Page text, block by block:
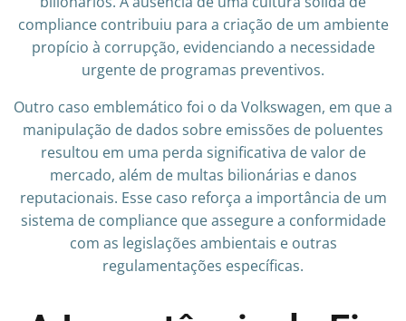
compliance contribuiu para a criação de um ambiente
propício à corrupção, evidenciando a necessidade
urgente de programas preventivos.
Outro caso emblemático foi o da Volkswagen, em que a
manipulação de dados sobre emissões de poluentes
resultou em uma perda significativa de valor de
mercado, além de multas bilionárias e danos
reputacionais. Esse caso reforça a importância de um
sistema de compliance que assegure a conformidade
com as legislações ambientais e outras
regulamentações específicas.